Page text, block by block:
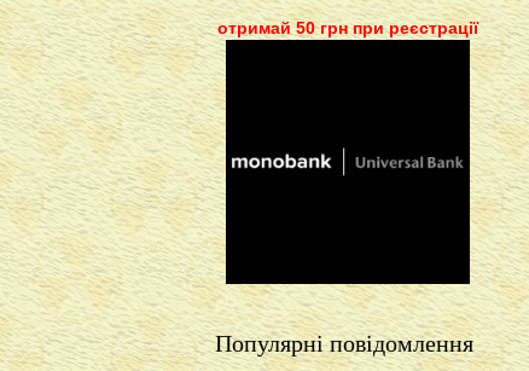
отримай 50 грн при реєстрації
Популярні повідомлення